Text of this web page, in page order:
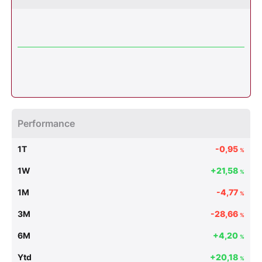
Performance
1T -0,95 %
1W +21,58 %
1M -4,77 %
3M -28,66 %
6M +4,20 %
Ytd +20,18 %